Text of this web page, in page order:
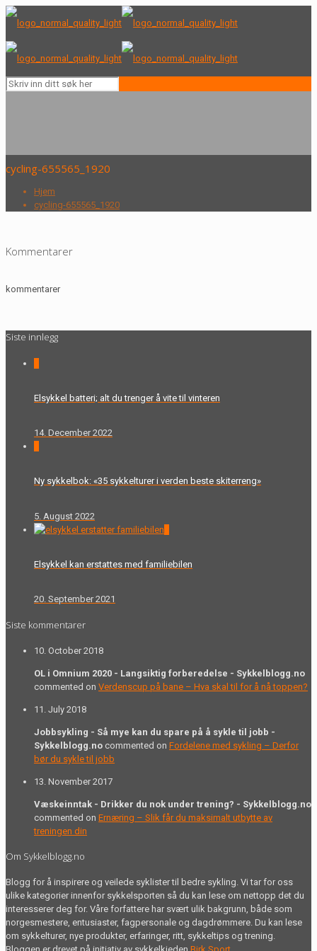
cycling-655565_1920
Hjem
cycling-655565_1920
Kommentarer
kommentarer
Siste innlegg
Elsykkel batteri; alt du trenger å vite til vinteren
14. December 2022
Ny sykkelbok: «35 sykkelturer i verden beste skiterreng»
5. August 2022
Elsykkel kan erstattes med familiebilen
20. September 2021
Siste kommentarer
10. October 2018
OL i Omnium 2020 - Langsiktig forberedelse - Sykkelblogg.no
commented on Verdenscup på bane – Hva skal til for å nå toppen?
11. July 2018
Jobbsykling - Så mye kan du spare på å sykle til jobb -
Sykkelblogg.no commented on Fordelene med sykling – Derfor
bør du sykle til jobb
13. November 2017
Væskeinntak - Drikker du nok under trening? - Sykkelblogg.no
commented on Ernæring – Slik får du maksimalt utbytte av
treningen din
Om Sykkelblogg.no
Blogg for å inspirere og veilede syklister til bedre sykling. Vi tar for oss
ulike kategorier innenfor sykkelsporten så du kan lese om nettopp det du
interesserer deg for. Våre forfattere har svært ulik bakgrunn, både som
norgesmestere, entusiaster, fagpersonale og dagdrømmere. Du kan lese
om sykkelturer, nye produkter, erfaringer, ritt, sykkeltips og trening.